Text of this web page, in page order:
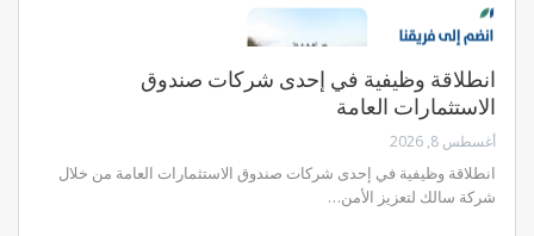
انطلاقة وظيفية في إحدى شركات صندوق
الاستثمارات العامة
أغسطس 8, 2026
انطلاقة وظيفية في إحدى شركات صندوق الاستثمارات العامة من خلال
شركة سالك لتعزيز الأمن…